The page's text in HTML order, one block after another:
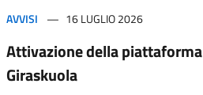
AVVISI 16 LUGLIO 2026
Attivazione della piattaforma
Giraskuola